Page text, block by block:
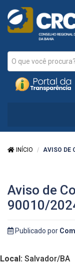
INÍCIO AVISO DE
Aviso de
90010/
Publicado por
Local: Salvador/BA